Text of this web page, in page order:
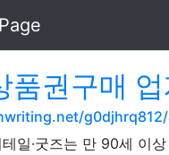
품권구매
테일·굿즈는 만 90세 이